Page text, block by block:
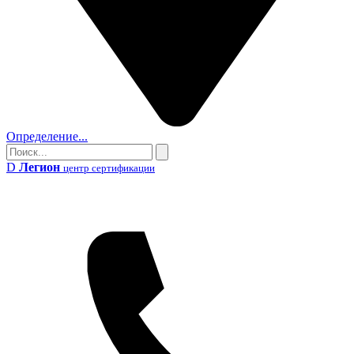
Определение...
Поиск
Поиск
D Легион центр сертификации